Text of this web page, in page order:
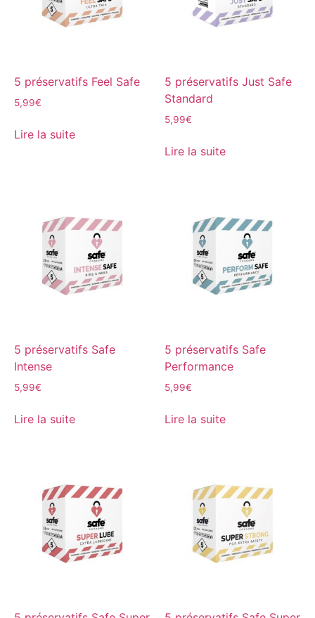
5 préservatifs Feel Safe
5,99€
Lire la suite
5 préservatifs Just Safe
Standard
5,99€
Lire la suite
5 préservatifs Safe
Intense
5,99€
Lire la suite
5 préservatifs Safe
Performance
5,99€
Lire la suite